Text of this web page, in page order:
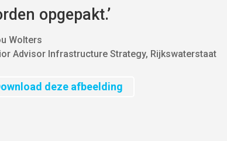
opgepakt.’
Wolters
Advisor Infrastructure Strategy, Rijkswaterstaat
deze afbeelding